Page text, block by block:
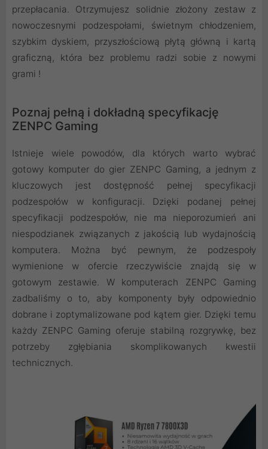
przepłacania. Otrzymujesz solidnie złożony zestaw z
nowoczesnymi podzespołami, świetnym chłodzeniem,
szybkim dyskiem, przyszłościową płytą główną i kartą
graficzną, która bez problemu radzi sobie z nowymi
grami !
Poznaj pełną i dokładną specyfikację
ZENPC Gaming
Istnieje wiele powodów, dla których warto wybrać
gotowy komputer do gier ZENPC Gaming, a jednym z
kluczowych jest dostępność pełnej specyfikacji
podzespołów w konfiguracji. Dzięki podanej pełnej
specyfikacji podzespołów, nie ma nieporozumień ani
niespodzianek związanych z jakością lub wydajnością
komputera. Można być pewnym, że podzespoły
wymienione w ofercie rzeczywiście znajdą się w
gotowym zestawie. W komputerach ZENPC Gaming
zadbaliśmy o to, aby komponenty były odpowiednio
dobrane i zoptymalizowane pod kątem gier. Dzięki temu
każdy ZENPC Gaming oferuje stabilną rozgrywkę, bez
potrzeby zgłębiania skomplikowanych kwestii
technicznych.